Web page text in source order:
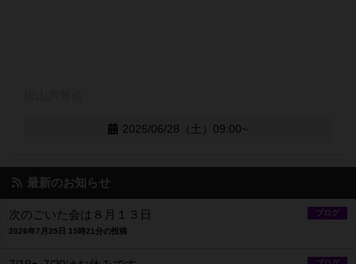
2025/06/28（土）09:00~
最新のお知らせ
ブログ
次のごいた会は８月１３日
2026年7月25日 15時21分の投稿